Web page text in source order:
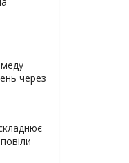
через